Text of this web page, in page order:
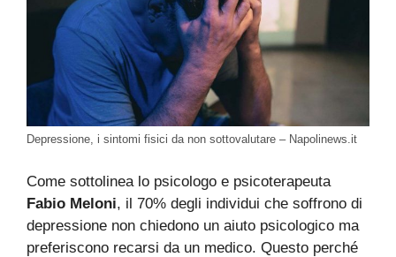
Depressione, i sintomi fisici da non sottovalutare – Napolinews.it
Come sottolinea lo psicologo e psicoterapeuta
Fabio Meloni, il 70% degli individui che soffrono di
depressione non chiedono un aiuto psicologico ma
preferiscono recarsi da un medico. Questo perché